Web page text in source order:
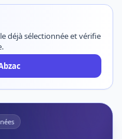
déjà sélectionnée et vérifie